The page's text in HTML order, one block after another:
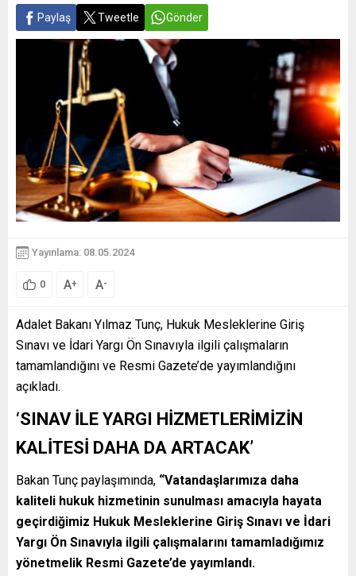
Paylaş Tweetle Gönder
Yayınlama: 08.05.2024
0 A+ A-
Adalet Bakanı Yılmaz Tunç, Hukuk Mesleklerine Giriş
Sınavı ve İdari Yargı Ön Sınavıyla ilgili çalışmaların
tamamlandığını ve Resmi Gazete’de yayımlandığını
açıkladı.
‘SINAV İLE YARGI HİZMETLERİMİZİN
KALİTESİ DAHA DA ARTACAK’
Bakan Tunç paylaşımında, “Vatandaşlarımıza daha
kaliteli hukuk hizmetinin sunulması amacıyla hayata
geçirdiğimiz Hukuk Mesleklerine Giriş Sınavı ve İdari
Yargı Ön Sınavıyla ilgili çalışmalarını tamamladığımız
yönetmelik Resmi Gazete’de yayımlandı.